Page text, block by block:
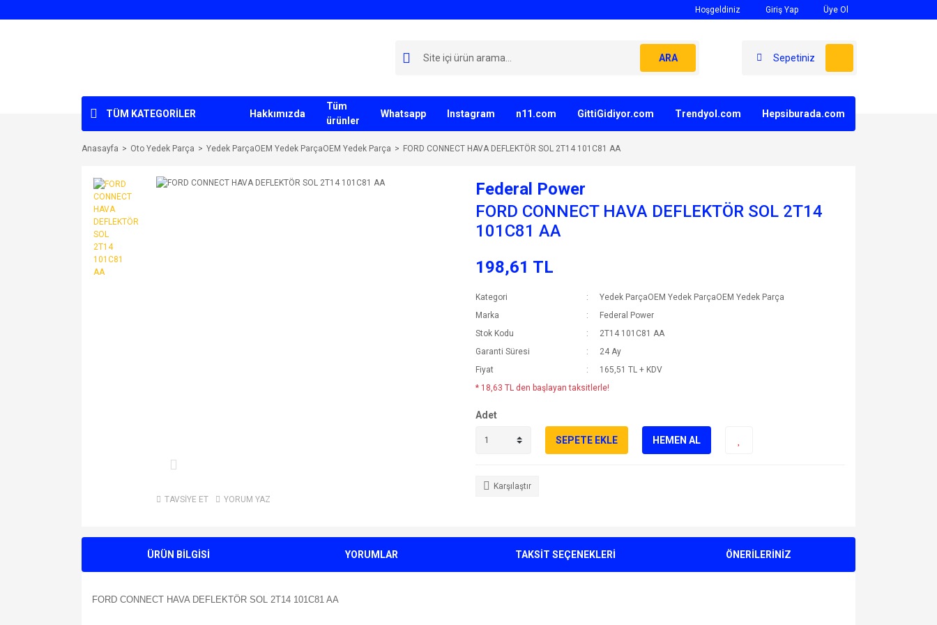
Hoşgeldiniz Giriş Yap Üye Ol
ARA Sepetiniz
TÜM KATEGORİLER Hakkımızda
Tüm
ürünler
Whatsapp Instagram n11.com GittiGidiyor.com Trendyol.com Hepsiburada.com
Anasayfa Oto Yedek Parça Yedek ParçaOEM Yedek ParçaOEM Yedek Parça FORD CONNECT HAVA DEFLEKTÖR SOL 2T14 101C81 AA
TAVSİYE ET YORUM YAZ
Federal Power
FORD CONNECT HAVA DEFLEKTÖR SOL 2T14
101C81 AA
198,61 TL
Kategori
Yedek ParçaOEM Yedek ParçaOEM Yedek Parça
Marka
Federal Power
Stok Kodu
2T14 101C81 AA
Garanti Süresi
24 Ay
Fiyat
165,51 TL + KDV
* 18,63 TL den başlayan taksitlerle!
Adet
SEPETE EKLE HEMEN AL
Karşılaştır
ÜRÜN BİLGİSİ YORUMLAR TAKSİT SEÇENEKLERİ ÖNERİLERİNİZ
FORD CONNECT HAVA DEFLEKTÖR SOL 2T14 101C81 AA